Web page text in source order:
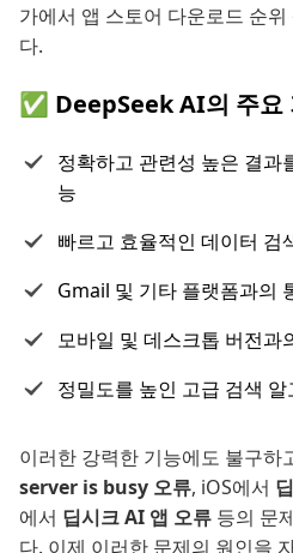
가에서 앱 스토어 다운로드 순
다.
✅ DeepSeek AI의 주요
정확하고 관련성 높은 결과
능
빠르고 효율적인 데이터 검
Gmail 및 기타 플랫폼과의
모바일 및 데스크톱 버전과
정밀도를 높인 고급 검색 알
이러한 강력한 기능에도 불구하
server is busy 오류, iOS에서
에서 딥시크 AI 앱 오류 등의 문
다. 이제 이러한 문제의 원인을